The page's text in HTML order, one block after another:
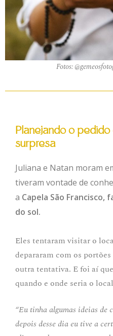
Fotos:
Planejando o
surpresa
Juliana e Natan moram
tiveram vontade de
a Capela São Francisco,
do sol.
Eles tentaram visitar o
depararam com os
outra tentativa. E foi aí
quando e onde seria o
“Eu tinha algumas ideias de
depois desse dia eu tive a